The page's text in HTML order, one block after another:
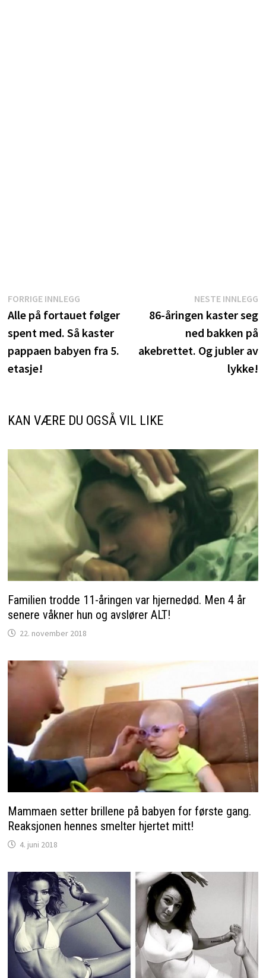
Innleggsnavigasjon
FORRIGE INNLEGGForrige
innlegg:
Alle på fortauet følger
spent med. Så kaster
pappaen babyen fra 5.
etasje!
NESTE INNLEGG
86-åringen kaster seg
ned bakken på
akebrettet. Og jubler av
lykke!
KAN VÆRE DU OGSÅ VIL LIKE
Familien trodde 11-åringen var hjernedød. Men 4 år
senere våkner hun og avslører ALT!
22. november 2018
Mammaen setter brillene på babyen for første gang.
Reaksjonen hennes smelter hjertet mitt!
4. juni 2018